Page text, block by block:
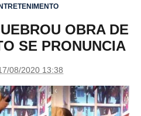
OBRA DE
SE PRONUNCIA
08/2020 13:38